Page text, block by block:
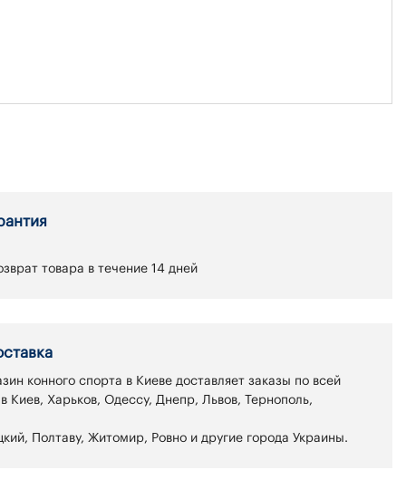
товара в течение 14 дней
конного спорта в Киеве доставляет заказы по всей
Киев, Харьков, Одессу, Днепр, Львов, Тернополь,
Полтаву, Житомир, Ровно и другие города Украины.